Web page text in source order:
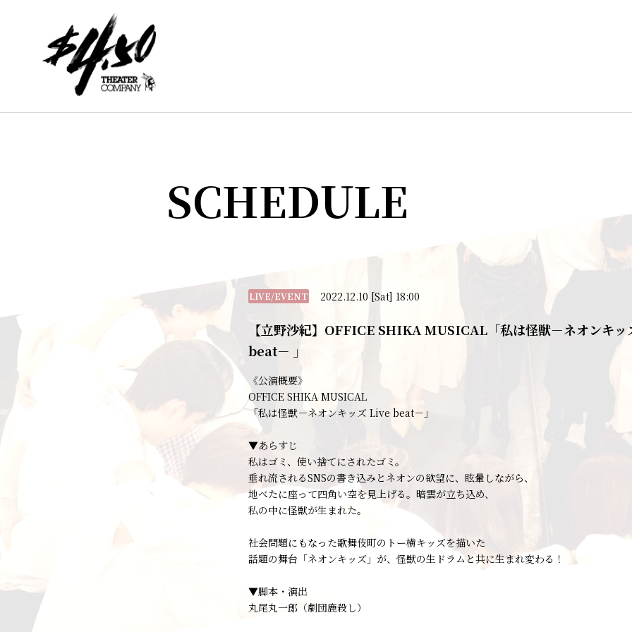
SCHEDULE
2022.12.10 [Sat] 18:00
LIVE/EVENT
【立野沙紀】OFFICE SHIKA MUSICAL「私は怪獣－ネオンキ
beat－ 」
《公演概要》
OFFICE SHIKA MUSICAL
「私は怪獣－ネオンキッズ Live beat－」
▼あらすじ
私はゴミ、使い捨てにされたゴミ。
垂れ流されるSNSの書き込みとネオンの欲望に、眩暈しながら、
地べたに座って四角い空を見上げる。暗雲が立ち込め、
私の中に怪獣が生まれた。
社会問題にもなった歌舞伎町のトー横キッズを描いた
話題の舞台「ネオンキッズ」が、怪獣の生ドラムと共に生まれ変わる！
▼脚本・演出
丸尾丸一郎（劇団鹿殺し）